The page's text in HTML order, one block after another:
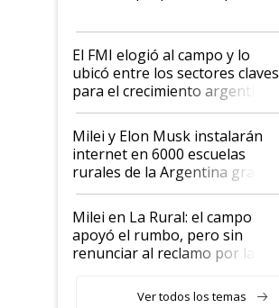
de Milei
El FMI elogió al campo y lo
ubicó entre los sectores claves
para el crecimiento argentino
Milei y Elon Musk instalarán
internet en 6000 escuelas
rurales de la Argentina gracias
a un acuerdo con Starlink
Milei en La Rural: el campo
apoyó el rumbo, pero sin
renunciar al reclamo por las
Ver todos los temas